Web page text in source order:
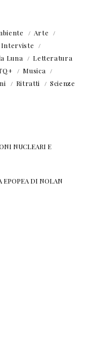
Arte
Interviste
Luna
Letteratura
Musica
Ritratti
Scienze
NUCLEARI E
EPOPEA DI NOLAN